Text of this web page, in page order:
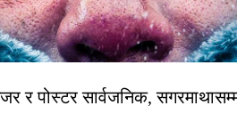
र पोस्टर सार्वजनिक,